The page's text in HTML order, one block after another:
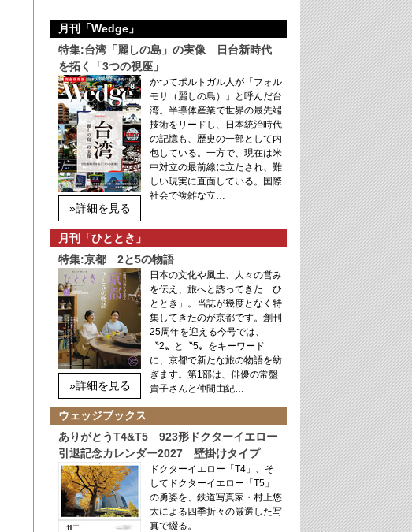
月刊「Wedge」
特集:台湾「麗しの島」の実像 日台新時代
を拓く「3つの視座」
»詳細を見る
かつてポルトガル人が「フォル
モサ（麗しの島）」と呼んだ台
湾。半導体産業で世界の最先端
技術をリードし、日本統治時代
の記憶も、歴史の一部として内
包している。一方で、現在は米
中対立の最前線に立たされ、難
しい現実に直面している。国際
社会で複雑な立…
月刊「ひととき」
特集:京都 2と5の物語
»詳細を見る
日本の文化や風土、人々の営み
を伝え、旅へと誘ってきた「ひ
ととき」。当誌が幾度となく特
集してきたのが京都です。創刊
25周年を迎える今号では、
〝2〟と〝5〟をキーワード
に、京都で新たな旅の物語を紡
ぎます。第1部は、俳優の常盤
貴子さんと仲間由紀…
ウェッジブックス
ありがとうT4&T5 923形ドクターイエロー
引退記念カレンダー2027 壁掛けタイプ
ドクターイエロー「T4」、そ
してドクターイエロー「T5」
の勇姿を、鉄道写真家・村上悠
太による四季折々の厳選した写
真で綴る。